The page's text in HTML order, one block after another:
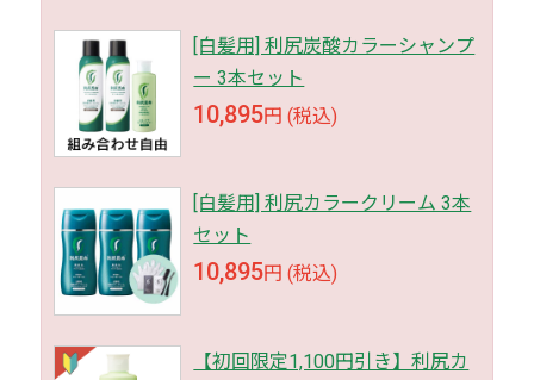
[白髪用] 利尻炭酸カラーシャンプ
ー 3本セット
10,895円 (税込)
[白髪用] 利尻カラークリーム 3本
セット
10,895円 (税込)
【初回限定1,100円引き】利尻カ